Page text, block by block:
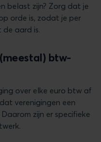
belast zijn? Zorg dat je
orde is, zodat je per
aard is.
btw-
over elke euro btw af
verenigingen een
zijn er specifieke